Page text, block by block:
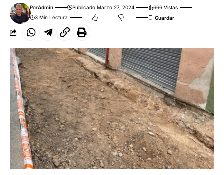
PorAdmin Publicado Marzo 27, 2024
666 Vistas
3 Min Lectura